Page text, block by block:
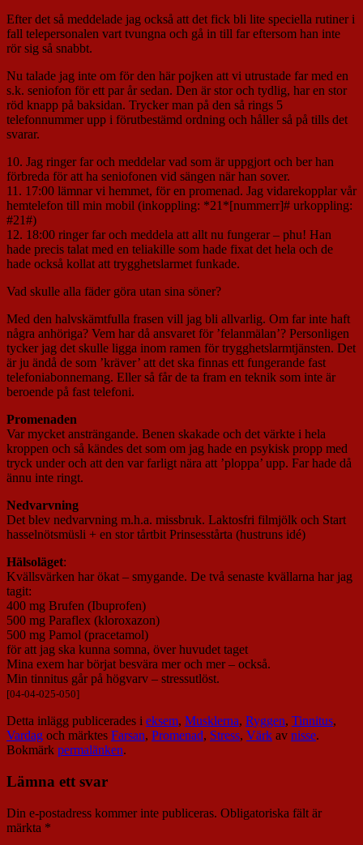
Efter det så meddelade jag också att det fick bli lite speciella rutiner i
fall telepersonalen vart tvungna och gå in till far eftersom han inte
rör sig så snabbt.
Nu talade jag inte om för den här pojken att vi utrustade far med en
s.k. seniofon för ett par år sedan. Den är stor och tydlig, har en stor
röd knapp på baksidan. Trycker man på den så rings 5
telefonnummer upp i förutbestämd ordning och håller så på tills det
svarar.
10. Jag ringer far och meddelar vad som är uppgjort och ber han
förbreda för att ha seniofonen vid sängen när han sover.
11. 17:00 lämnar vi hemmet, för en promenad. Jag vidarekopplar vår
hemtelefon till min mobil (inkoppling: *21*[nummerr]# urkoppling:
#21#)
12. 18:00 ringer far och meddela att allt nu fungerar – phu! Han
hade precis talat med en teliakille som hade fixat det hela och de
hade också kollat att trygghetslarmet funkade.
Vad skulle alla fäder göra utan sina söner?
Med den halvskämtfulla frasen vill jag bli allvarlig. Om far inte haft
några anhöriga? Vem har då ansvaret för ’felanmälan’? Personligen
tycker jag det skulle ligga inom ramen för trygghetslarmtjänsten. Det
är ju ändå de som ’kräver’ att det ska finnas ett fungerande fast
telefoniabonnemang. Eller så får de ta fram en teknik som inte är
beroende på fast telefoni.
Promenaden
Var mycket ansträngande. Benen skakade och det värkte i hela
kroppen och så kändes det som om jag hade en psykisk propp med
tryck under och att den var farligt nära att ’ploppa’ upp. Far hade då
ännu inte ringt.
Nedvarvning
Det blev nedvarvning m.h.a. missbruk. Laktosfri filmjölk och Start
hasselnötsmüsli + en stor tårtbit Prinsesstårta (hustruns idé)
Hälsoläget:
Kvällsvärken har ökat – smygande. De två senaste kvällarna har jag
tagit:
400 mg Brufen (Ibuprofen)
500 mg Paraflex (kloroxazon)
500 mg Pamol (pracetamol)
för att jag ska kunna somna, över huvudet taget
Mina exem har börjat besvära mer och mer – också.
Min tinnitus går på högvarv – stressutlöst.
[04-04-025-050]
Detta inlägg publicerades i eksem, Musklerna, Ryggen, Tinnitus,
Vardag och märktes Farsan, Promenad, Stress, Värk av nisse.
Bokmärk permalänken.
Lämna ett svar
Din e-postadress kommer inte publiceras. Obligatoriska fält är
märkta *